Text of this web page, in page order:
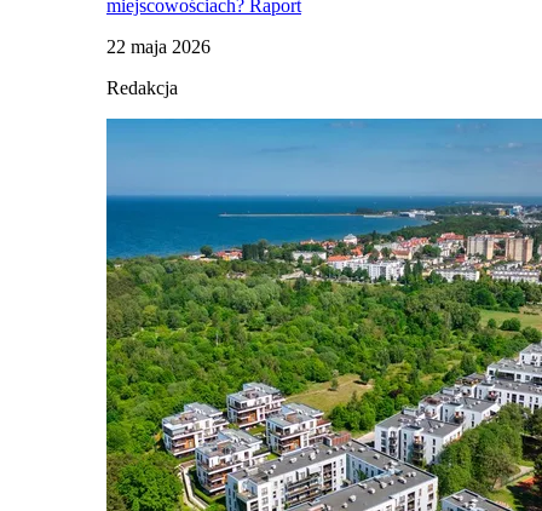
miejscowościach? Raport
22 maja 2026
Redakcja